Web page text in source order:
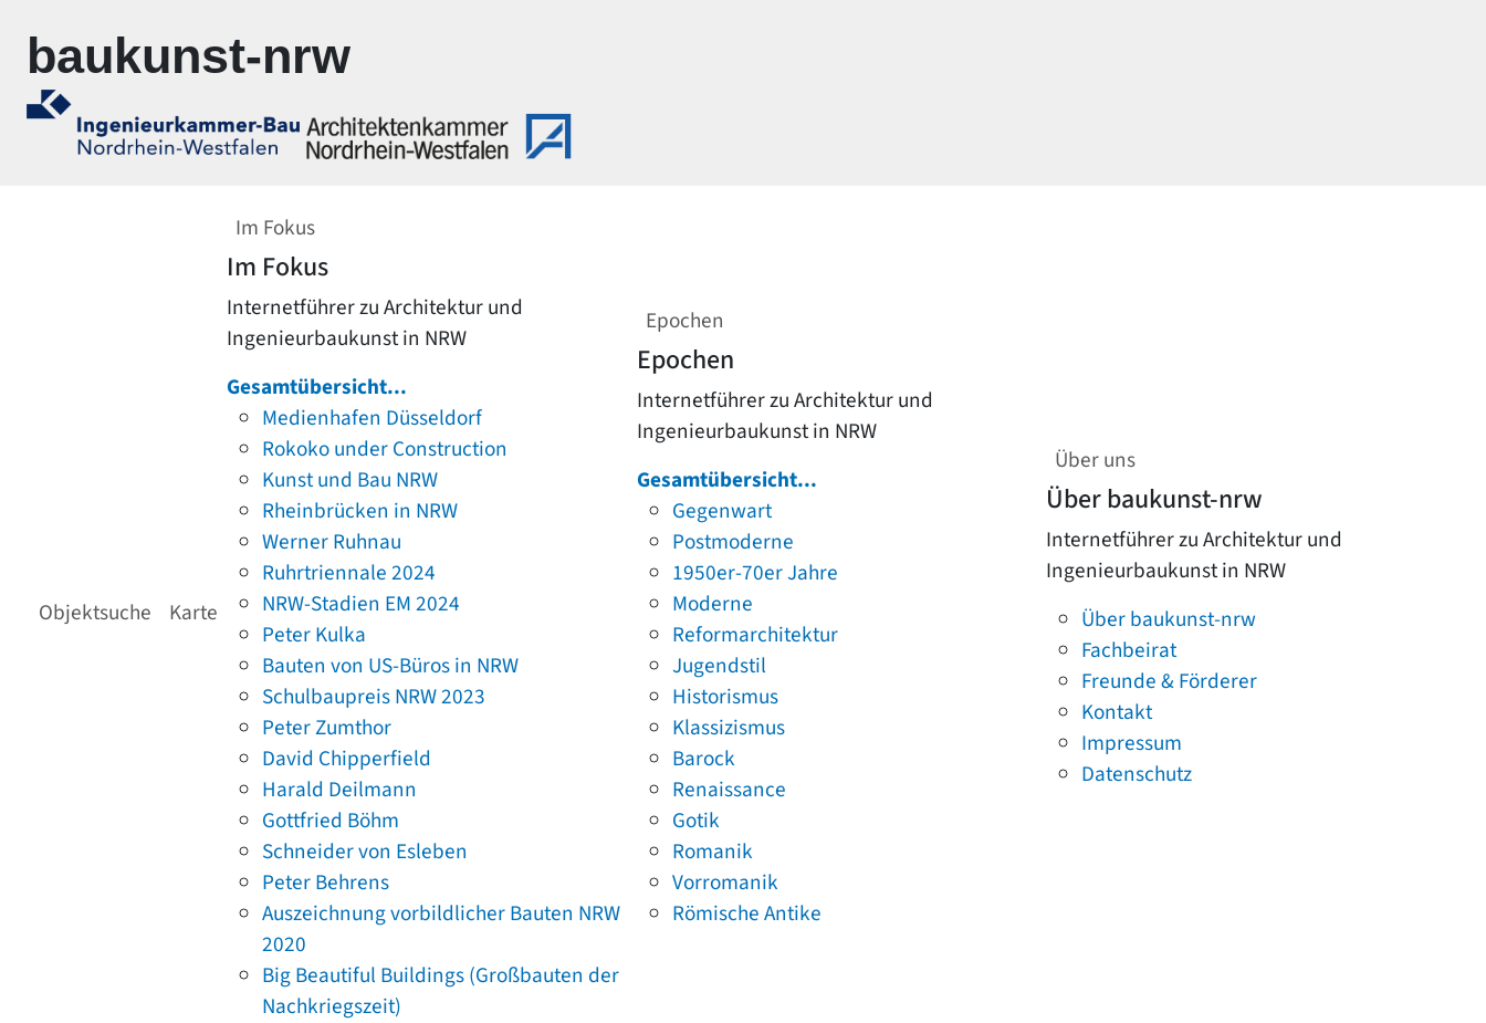
baukunst-nrw
Objektsuche Karte
Im Fokus
Im Fokus
Internetführer zu Architektur und
Ingenieurbaukunst in NRW
Gesamtübersicht...
Medienhafen Düsseldorf
Rokoko under Construction
Kunst und Bau NRW
Rheinbrücken in NRW
Werner Ruhnau
Ruhrtriennale 2024
NRW-Stadien EM 2024
Peter Kulka
Bauten von US-Büros in NRW
Schulbaupreis NRW 2023
Peter Zumthor
David Chipperfield
Harald Deilmann
Gottfried Böhm
Schneider von Esleben
Peter Behrens
Auszeichnung vorbildlicher Bauten NRW
2020
Big Beautiful Buildings (Großbauten der
Nachkriegszeit)
Epochen
Epochen
Internetführer zu Architektur und
Ingenieurbaukunst in NRW
Gesamtübersicht...
Gegenwart
Postmoderne
1950er-70er Jahre
Moderne
Reformarchitektur
Jugendstil
Historismus
Klassizismus
Barock
Renaissance
Gotik
Romanik
Vorromanik
Römische Antike
Über uns
Über baukunst-nrw
Internetführer zu Architektur und
Ingenieurbaukunst in NRW
Über baukunst-nrw
Fachbeirat
Freunde & Förderer
Kontakt
Impressum
Datenschutz